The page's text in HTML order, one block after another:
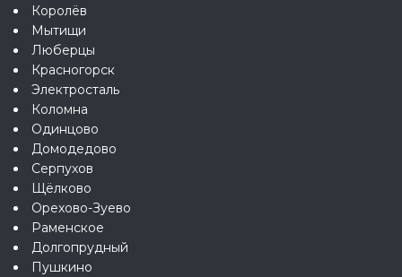
Королёв
Мытищи
Люберцы
Красногорск
Электросталь
Коломна
Одинцово
Домодедово
Серпухов
Щёлково
Орехово-Зуево
Раменское
Долгопрудный
Пушкино